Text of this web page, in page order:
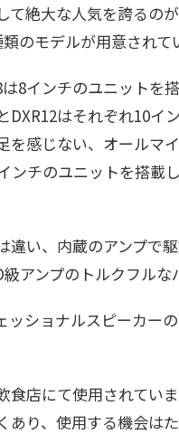
絶大な人気を誇るのが
のモデルが用意されて
8インチのユニットを
DXR12はそれぞれ10
感じない、オールマ
ンチのユニットを搭載
違い、内蔵のアンプで
アンプのトルクフルな
ッショナルスピーカー
店にて使用されていま
り、使用する機会は